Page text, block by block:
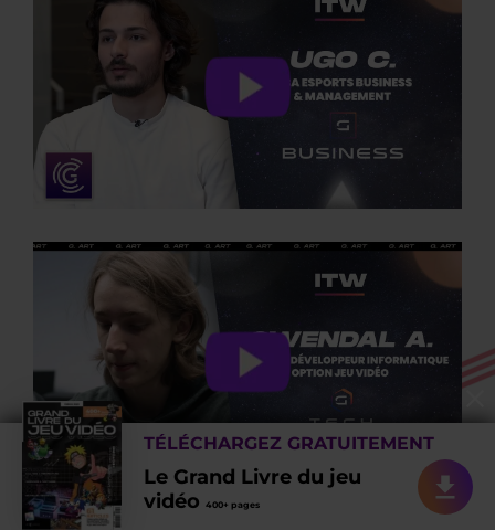
TÉLÉCHARGEZ GRATUITEMENT
Le Grand Livre du jeu
vidéo 400+ pages